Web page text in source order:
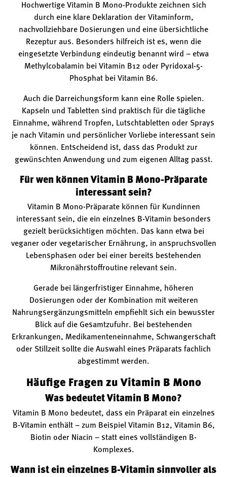
Hochwertige Vitamin B Mono-Produkte zeichnen sich
durch eine klare Deklaration der Vitaminform,
nachvollziehbare Dosierungen und eine übersichtliche
Rezeptur aus. Besonders hilfreich ist es, wenn die
eingesetzte Verbindung eindeutig benannt wird – etwa
Methylcobalamin bei Vitamin B12 oder Pyridoxal-5-
Phosphat bei Vitamin B6.
Auch die Darreichungsform kann eine Rolle spielen.
Kapseln und Tabletten sind praktisch für die tägliche
Einnahme, während Tropfen, Lutschtabletten oder Sprays
je nach Vitamin und persönlicher Vorliebe interessant sein
können. Entscheidend ist, dass das Produkt zur
gewünschten Anwendung und zum eigenen Alltag passt.
Für wen können Vitamin B Mono-Präparate
interessant sein?
Vitamin B Mono-Präparate können für Kundinnen
interessant sein, die ein einzelnes B-Vitamin besonders
gezielt berücksichtigen möchten. Das kann etwa bei
veganer oder vegetarischer Ernährung, in anspruchsvollen
Lebensphasen oder bei einer bereits bestehenden
Mikronährstoffroutine relevant sein.
Gerade bei längerfristiger Einnahme, höheren
Dosierungen oder der Kombination mit weiteren
Nahrungsergänzungsmitteln empfiehlt sich ein bewusster
Blick auf die Gesamtzufuhr. Bei bestehenden
Erkrankungen, Medikamenteneinnahme, Schwangerschaft
oder Stillzeit sollte die Auswahl eines Präparats fachlich
abgestimmt werden.
Häufige Fragen zu Vitamin B Mono
Was bedeutet Vitamin B Mono?
Vitamin B Mono bedeutet, dass ein Präparat ein einzelnes
B-Vitamin enthält – zum Beispiel Vitamin B12, Vitamin B6,
Biotin oder Niacin – statt eines vollständigen B-
Komplexes.
Wann ist ein einzelnes B-Vitamin sinnvoller als